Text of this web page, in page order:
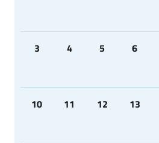
3 4 5 6
10 11 12 13